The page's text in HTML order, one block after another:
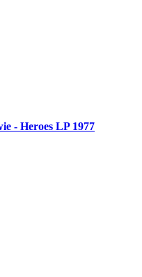
- Heroes LP 1977